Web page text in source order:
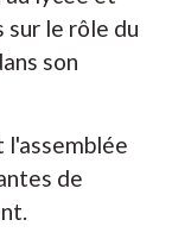
sur le rôle du
son
l'assemblée
de